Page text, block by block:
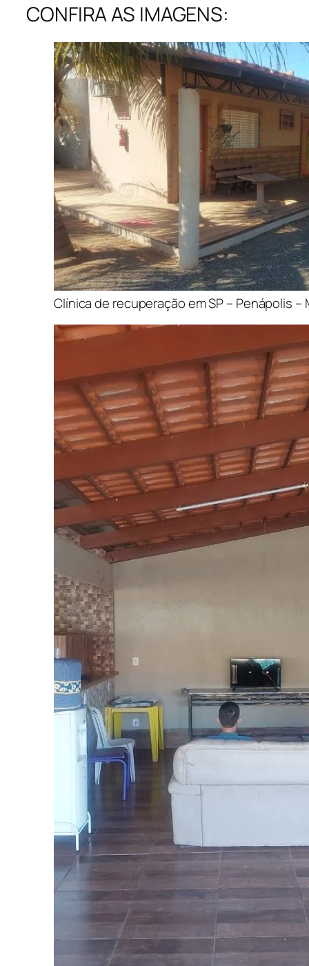
CONFIRA AS IMAGENS:
Clínica de recuperação em SP – Penápolis